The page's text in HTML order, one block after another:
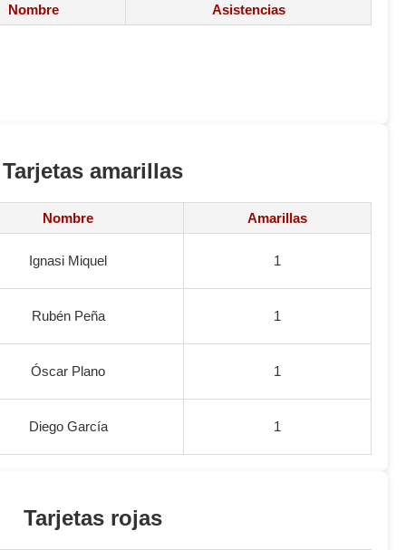
Nombre Asistencias
Tarjetas amarillas
Nombre Amarillas
Ignasi Miquel 1
Rubén Peña 1
Óscar Plano 1
Diego García 1
Tarjetas rojas